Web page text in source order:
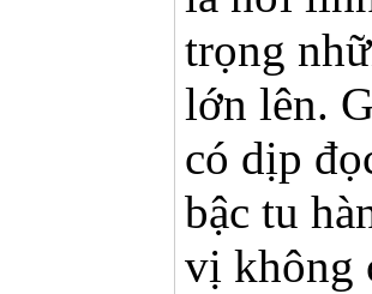
trọng
lớn lên.
có dịp
bậc tu
vị không